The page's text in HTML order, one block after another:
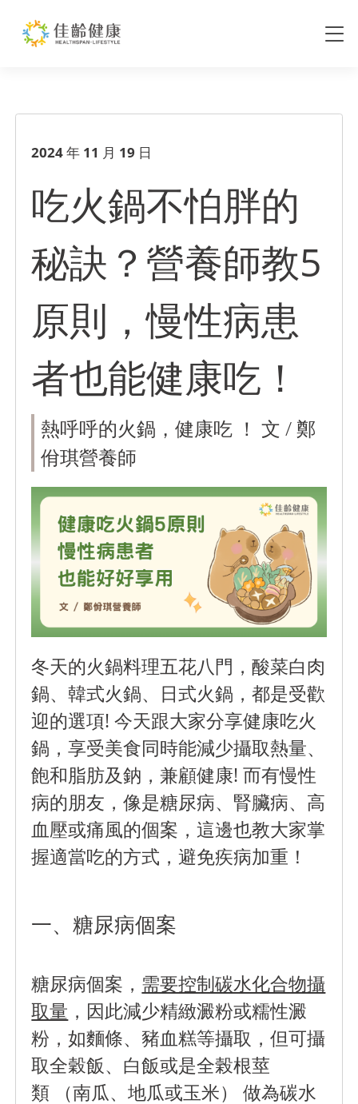
2024 年 11 月 19 日
吃火鍋不怕胖的
秘訣？營養師教5
原則，慢性病患
者也能健康吃！
熱呼呼的火鍋，健康吃 ！ 文 / 鄭
佾琪營養師
冬天的火鍋料理五花八門，酸菜白肉
鍋、韓式火鍋、日式火鍋，都是受歡
迎的選項! 今天跟大家分享健康吃火
鍋，享受美食同時能減少攝取熱量、
飽和脂肪及鈉，兼顧健康! 而有慢性
病的朋友，像是糖尿病、腎臟病、高
血壓或痛風的個案，這邊也教大家掌
握適當吃的方式，避免疾病加重！
一、糖尿病個案
糖尿病個案， 需要控制碳水化合物攝
取量 ，因此減少精緻澱粉或糯性澱
粉，如麵條、豬血糕等攝取，但可攝
取全穀飯、白飯或是全榖根莖
類 （南瓜、地瓜或玉米） 做為碳水